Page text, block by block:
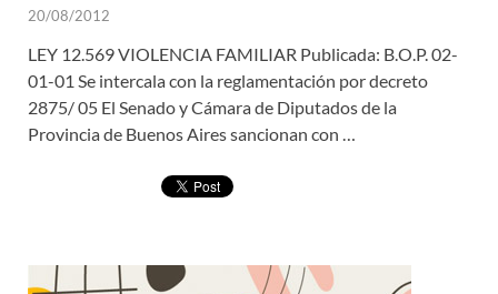
20/08/2012
LEY 12.569 VIOLENCIA FAMILIAR Publicada: B.O.P. 02-
01-01 Se intercala con la reglamentación por decreto
2875/ 05 El Senado y Cámara de Diputados de la
Provincia de Buenos Aires sancionan con …